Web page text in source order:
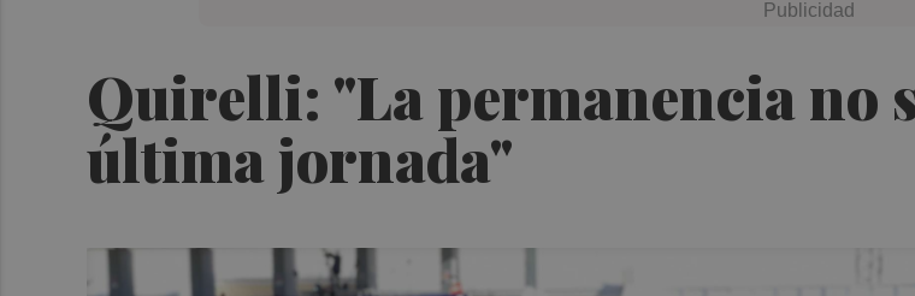
Quirelli: "La permanencia no
última jornada"